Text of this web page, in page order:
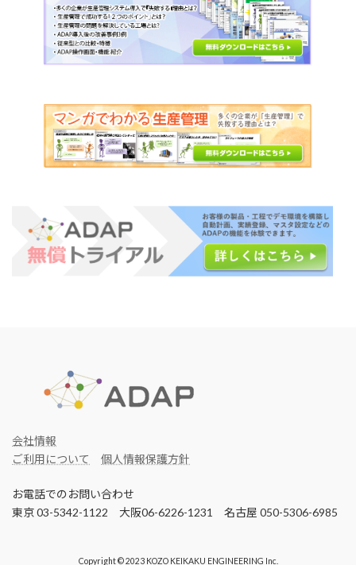
会社情報
ご利用について
個人情報保護方針
お電話でのお問い合わせ
東京 03-5342-1122 大阪06-6226-1231 名古屋 050-5306-6985
Copyright © 2023 KOZO KEIKAKU ENGINEERING Inc.